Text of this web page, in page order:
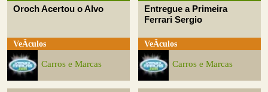
Oroch Acertou o Alvo
VeÃ­culos
Carros e Marcas
Entregue a Primeira
Ferrari Sergio
VeÃ­culos
Carros e Marcas